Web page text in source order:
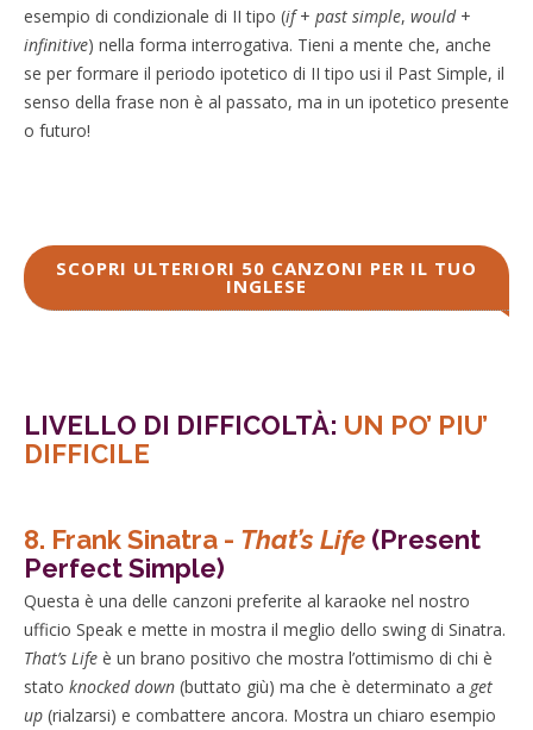
esempio di condizionale di II tipo (if+ past simple, would+
infinitive) nella forma interrogativa. Tieni a mente che, anche
se per formare il periodo ipotetico di II tipo usi il Past Simple, il
senso della frase non è al passato, ma in un ipotetico presente
o futuro!
SCOPRI ULTERIORI 50 CANZONI PER IL TUO
INGLESE
LIVELLO DI DIFFICOLTÀ: UN PO’ PIU’
DIFFICILE
8. Frank Sinatra - That’s Life (Present
Perfect Simple)
Questa è una delle canzoni preferite al karaoke nel nostro
ufficio Speak e mette in mostra il meglio dello swing di Sinatra.
That’s Life è un brano positivo che mostra l’ottimismo di chi è
stato knocked down (buttato giù) ma che è determinato a get
up (rialzarsi) e combattere ancora. Mostra un chiaro esempio